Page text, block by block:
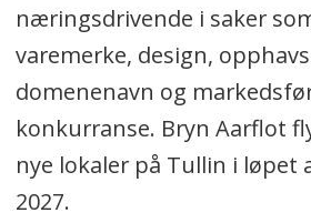
næringsdrivende i saker
varemerke, design,
domenenavn og
konkurranse. Bryn Aarflot
nye lokaler på Tullin i løpet
2027.